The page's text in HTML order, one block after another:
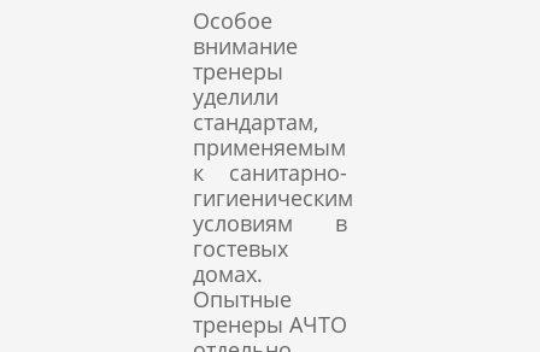
Особое
внимание
тренеры
уделили
стандартам,
применяемым
к санитарно-
гигиеническим
условиям в
гостевых
домах.
Опытные
тренеры АЧТО